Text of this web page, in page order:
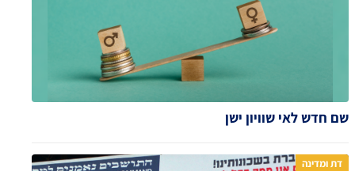
שם חדש לאי שוויון ישן
דת ומדינה